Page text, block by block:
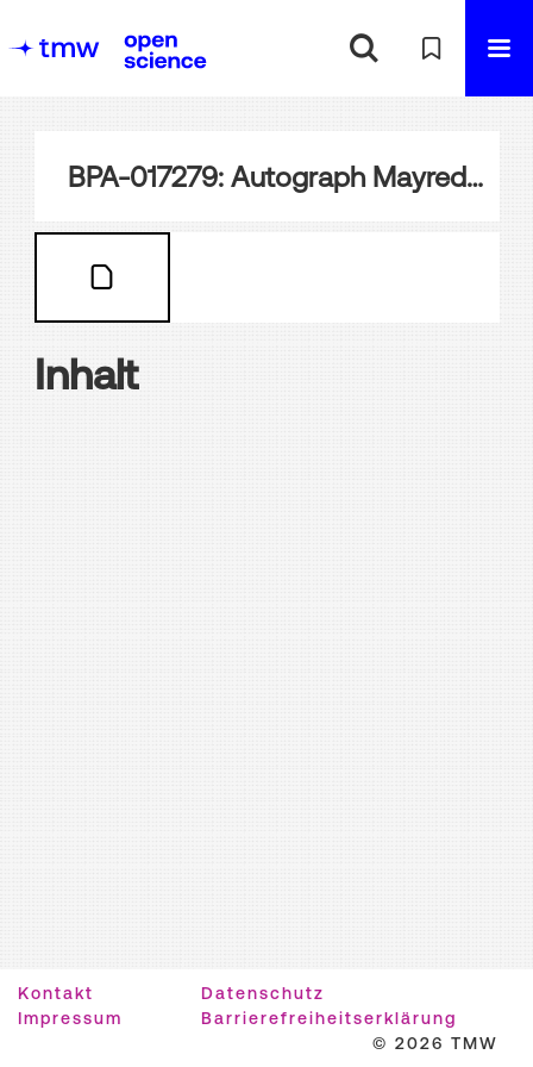
BPA-017279: Autograph Mayreder
Inhalt
Kontakt
Datenschutz
Impressum
Barrierefreiheitserklärung
© 2026 TMW